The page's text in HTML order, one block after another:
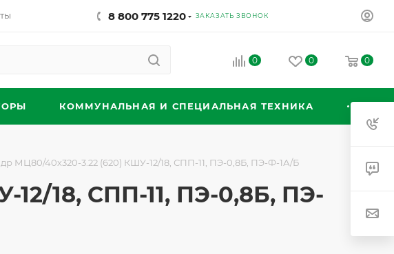
8 800 775 1220 ЗАКАЗАТЬ ЗВОНОК
0 0 0
КОММУНАЛЬНАЯ И СПЕЦИАЛЬНАЯ ТЕХНИКА
МЦ80/40х320-3.22 (620) КШУ-12/18, СПП-11, ПЭ-0,8Б, ПЭ-Ф-1А/Б
18, СПП-11, ПЭ-0,8Б, ПЭ-